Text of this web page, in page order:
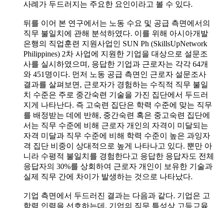
사례가 두드러지는 주요한 요인이라고 볼 수 있다.
뒤를 이어 본 연구에서는 노동 수요 및 공급 측면에서의
직무 불일치에 관해 분석하였다. 이를 위해 아시아개발
은행의 직업훈련 지원사업인 SUN Ph (SkillsUpNetwork
Philippines) 2차 사업에 지원한 기업을 대상으로 설문조
사를 실시하였으며, 응답한 기업과 근로자는 각각 64개
와 451명이다. 먼저 노동 공급 측면인 근로자 설문조사
결과를 살펴보면, 근로자가 경험하는 수직적 직무 불일
치 수준은 주로 중간숙련 기술을 가진 집단에서 두드러
지게 나타난다. 즉 고숙련 집단은 학력 수준에 맞는 직무
를 배정받는 데에 반해, 중간숙련 혹은 중고숙련 집단에
서는 직무 수준에 비해 근로자 개인의 자격이 미달되는
자격 미달과 직무 수준에 비해 학력 수준이 높은 과잉자
격 집단 비중이 상대적으로 높게 나타나고 있다. 뿐만 아
니라 수평적 불일치를 경험한다고 응답한 응답자도 전체
응답자의 30%를 상회하여 근로자 개인이 보유한 기술과
실제 직무 간에 차이가 발생하는 것으로 나타났다.
기업 측면에서 두드러진 결과는 다음과 같다. 기업은 고
학력 인력을 선호하는데, 기업의 직무 특성상 고등교육